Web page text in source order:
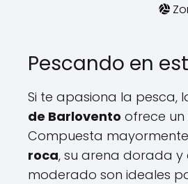
Pescando en
Si te apasiona la pesca,
de Barlovento ofrece un
Compuesta
roca, su arena dorada y
moderado son ideales